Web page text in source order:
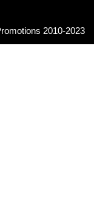
2010-2023